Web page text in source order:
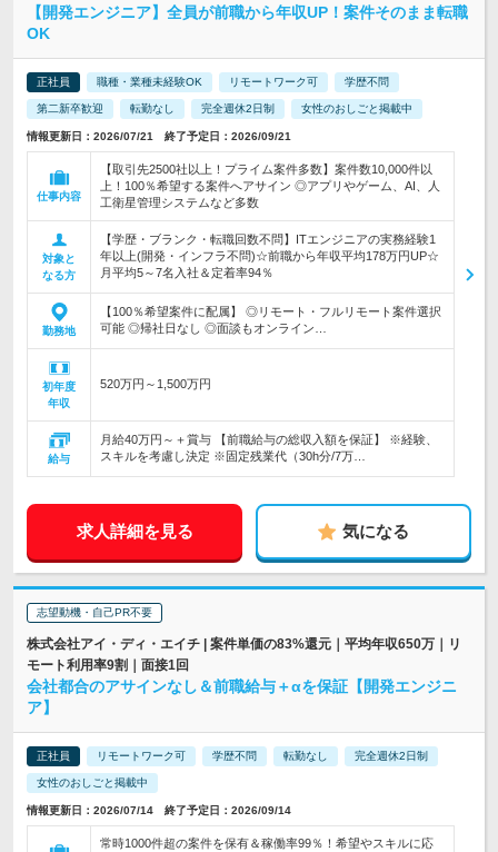
【開発エンジニア】全員が前職から年収UP！案件そのまま転職
OK
正社員 職種・業種未経験OK リモートワーク可 学歴不問
第二新卒歓迎 転勤なし 完全週休2日制 女性のおしごと掲載中
情報更新日：2026/07/21 終了予定日：2026/09/21
仕事内容
【取引先2500社以上！プライム案件多数】案件数10,000件以
上！100％希望する案件へアサイン ◎アプリやゲーム、AI、人
工衛星管理システムなど多数
対象と
なる方
【学歴・ブランク・転職回数不問】ITエンジニアの実務経験1
年以上(開発・インフラ不問)☆前職から年収平均178万円UP☆
月平均5～7名入社＆定着率94％
勤務地
【100％希望案件に配属】 ◎リモート・フルリモート案件選択
可能 ◎帰社日なし ◎面談もオンライン…
初年度
年収
520万円～1,500万円
給与
月給40万円～＋賞与 【前職給与の総収入額を保証】 ※経験、
スキルを考慮し決定 ※固定残業代（30h分/7万…
求人詳細を見る 気になる
志望動機・自己PR不要
株式会社アイ・ディ・エイチ | 案件単価の83%還元｜平均年収650万｜リ
モート利用率9割｜面接1回
会社都合のアサインなし＆前職給与＋αを保証【開発エンジニ
ア】
正社員 リモートワーク可 学歴不問 転勤なし 完全週休2日制
女性のおしごと掲載中
情報更新日：2026/07/14 終了予定日：2026/09/14
常時1000件超の案件を保有＆稼働率99％！希望やスキルに応